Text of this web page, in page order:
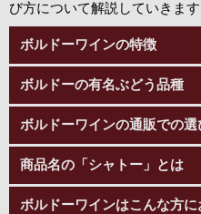
び方について解説していきます
ボルドーワインの特徴
ボルドーの有名ぶどう品種
ボルドーワインの通販での選
商品名の「シャトー」とは
ボルドーワインはこんな方に